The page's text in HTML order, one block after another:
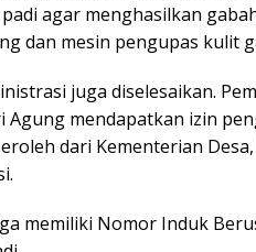
agar menghasilkan
dan mesin pengupas kulit
juga diselesaikan.
Agung mendapatkan izin
dari Kementerian
memiliki Nomor Induk